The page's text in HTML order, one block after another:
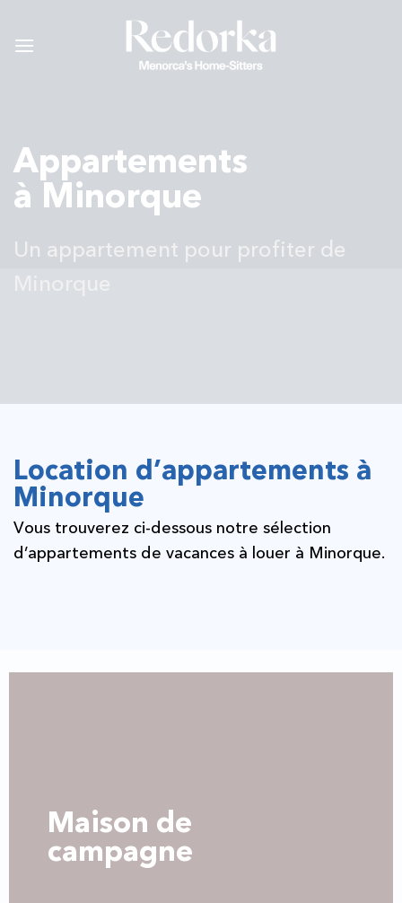
contenu
Appartements
à Minorque
Un appartement pour profiter de
Location d’appartements à
Minorque
Vous trouverez ci-dessous notre sélection
d’appartements de vacances à louer à Minorque.
Maison de
campagne